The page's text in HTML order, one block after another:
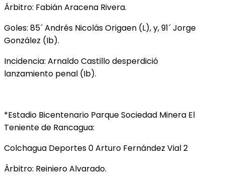
Árbitro: Fabián Aracena Rivera.
Goles: 85´ Andrés Nicolás Origaen (L), y, 91´ Jorge
González (Ib).
Incidencia: Arnaldo Castillo desperdició
lanzamiento penal (Ib).
*Estadio Bicentenario Parque Sociedad Minera El
Teniente de Rancagua:
Colchagua Deportes 0 Arturo Fernández Vial 2
Árbitro: Reiniero Alvarado.